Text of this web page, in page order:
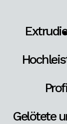
Gelötete